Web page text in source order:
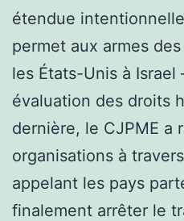
étendue
permet aux armes
les États-Unis à Israel
évaluation des droits
dernière, le CJPME a
organisations à
appelant les pays
finalement arrêter le